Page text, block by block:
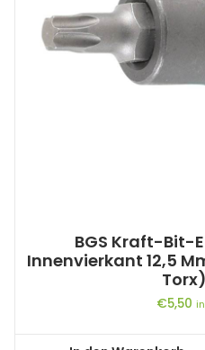
BGS Kraft-Bit-
Innenvierkant 12,5
€5,50